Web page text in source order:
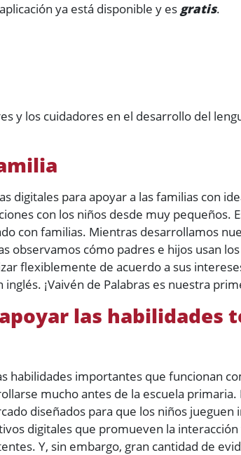
ya está disponible y es gratis.
y los cuidadores en el desarrollo del
digitales para apoyar a las familias con
con los niños desde muy pequeños.
con familias. Mientras desarrollamos
observamos cómo padres e hijos usan
flexiblemente de acuerdo a sus
¡Vaivén de Palabras es nuestra
las habilidades
habilidades importantes que funcionan
mucho antes de la escuela
diseñados para que los niños
digitales que promueven la
Y, sin embargo, gran cantidad de